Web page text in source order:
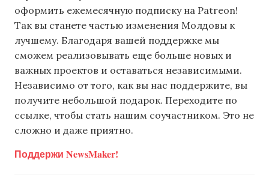
оформить ежемесячную подписку на Patreon!
Так вы станете частью изменения Молдовы к
лучшему. Благодаря вашей поддержке мы
сможем реализовывать еще больше новых и
важных проектов и оставаться независимыми.
Независимо от того, как вы нас поддержите, вы
получите небольшой подарок. Переходите по
ссылке, чтобы стать нашим соучастником. Это не
сложно и даже приятно.
Поддержи NewsMaker!